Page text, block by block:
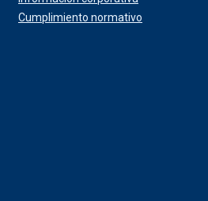
Cumplimiento normativo